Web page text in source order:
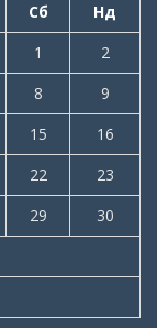
Сб Нд
1
2
8
9
15
16
22
23
29
30